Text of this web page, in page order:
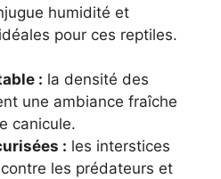
humidité et
pour ces reptiles.
: la densité des
une ambiance fraîche
canicule.
: les interstices
les prédateurs et